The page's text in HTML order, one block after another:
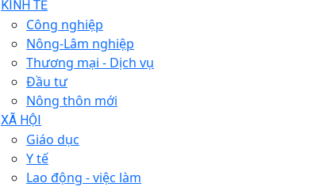
KINH TẾ
Công nghiệp
Nông-Lâm nghiệp
Thương mại - Dịch vụ
Đầu tư
Nông thôn mới
XÃ HỘI
Giáo dục
Y tế
Lao động - việc làm